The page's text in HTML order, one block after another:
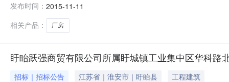
厂厂房、冬青路东侧天辰制衣厂厂房资产拍卖竞标竞拍
所属盱
发布时间： 2015-11-11
相关产品：
厂房
盱眙跃强商贸有限公司所属盱城镇工业集中区华科路
招标｜招标公告 江苏省｜淮安市｜盱眙县
工程建筑